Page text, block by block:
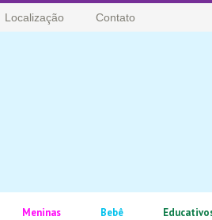
Localização Contato
Meninas Bebê